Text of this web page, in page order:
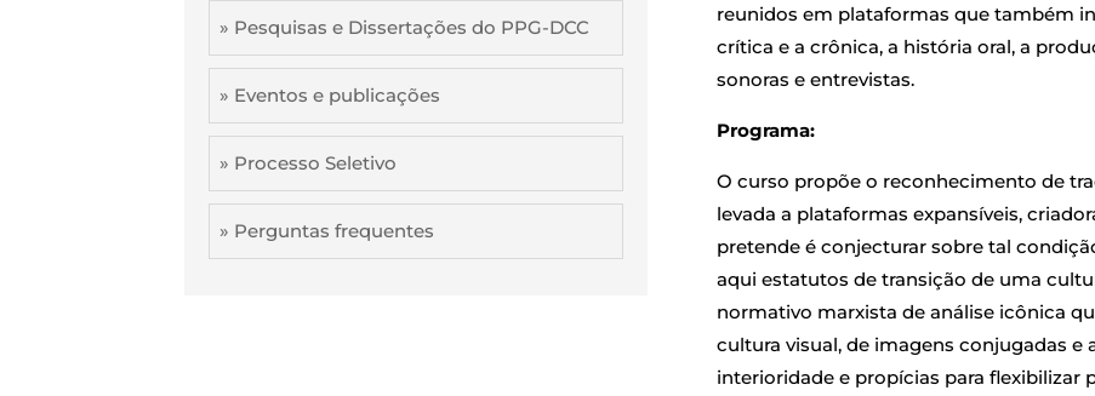
» Pesquisas e Dissertações do PPG-DCC
» Eventos e publicações
» Processo Seletivo
» Perguntas frequentes
reunidos em plataformas que também
crítica e a crônica, a história oral, a
sonoras e entrevistas.
Programa:
O curso propõe o reconhecimento de
levada a plataformas expansíveis,
pretende é conjecturar sobre tal
aqui estatutos de transição de uma
normativo marxista de análise icônica
cultura visual, de imagens conjugadas e
interioridade e propícias para flexibilizar